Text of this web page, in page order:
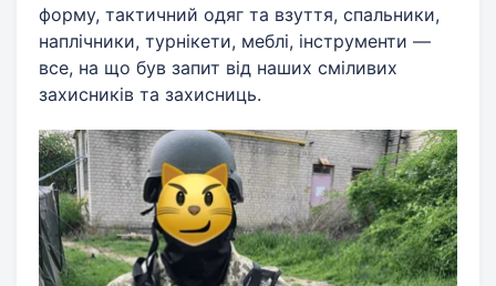
форму, тактичний одяг та взуття, спальники,
наплічники, турнікети, меблі, інструменти —
все, на що був запит від наших сміливих
захисників та захисниць.